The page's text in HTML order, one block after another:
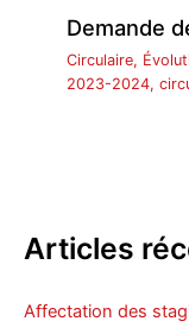
Demande
Circulaire,
2023-2024,
Articles
Affectation des